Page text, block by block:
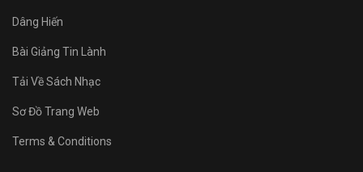
Dâng Hiến
Bài Giảng Tin Lành
Tải Về Sách Nhạc
Sơ Đồ Trang Web
Terms & Conditions